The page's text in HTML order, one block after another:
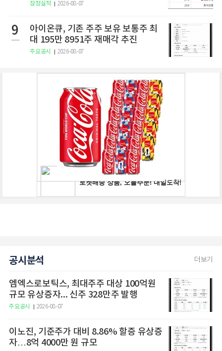
잠정실적 2026-08-07
9
아이온큐, 기존 주주 보유 보통주 최
대 195만 8951주 재매각 추진
주요공시 2026-08-07
공시분석 더보기
엠엑스로보틱스, 최대주주 대상 100억원
규모 유상증자... 신주 328만주 발행
주요공시 2026-08-07
이노진, 기준주가 대비 8.86% 할증 유상증
자…8억 4000만 원 규모